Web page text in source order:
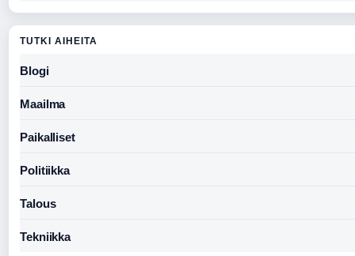
TUTKI AIHEITA
Blogi
Maailma
Paikalliset
Politiikka
Talous
Tekniikka